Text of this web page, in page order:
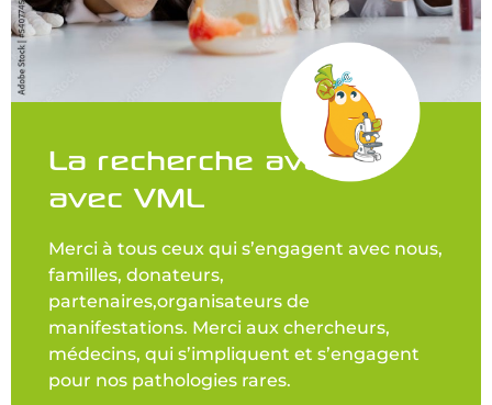
La recherche avance
avec VML
Merci à tous ceux qui s’engagent avec nous,
familles, donateurs,
partenaires,organisateurs de
manifestations. Merci aux chercheurs,
médecins, qui s’impliquent et s’engagent
pour nos pathologies rares.